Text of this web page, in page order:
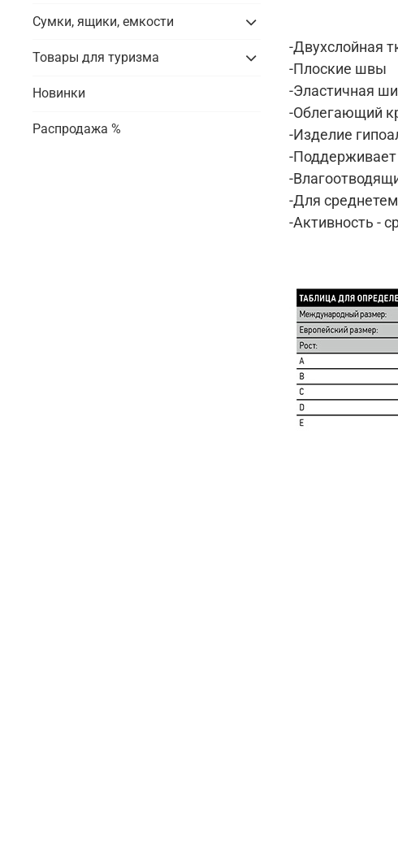
-Двухслойная
-Плоские швы
-Эластичная
-Облегающий
-Изделие
-
-
-Для
-Активность -
Сумки, ящики, емкости
Товары для туризма
Новинки
Распродажа %